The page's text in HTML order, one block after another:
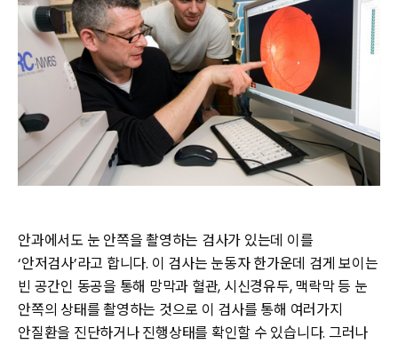
안과에서도 눈 안쪽을 촬영하는 검사가 있는데 이를
‘안저검사’라고 합니다. 이 검사는 눈동자 한가운데 검게 보이는
빈 공간인 동공을 통해 망막과 혈관, 시신경유두, 맥락막 등 눈
안쪽의 상태를 촬영하는 것으로 이 검사를 통해 여러가지
안질환을 진단하거나 진행상태를 확인할 수 있습니다. 그러나